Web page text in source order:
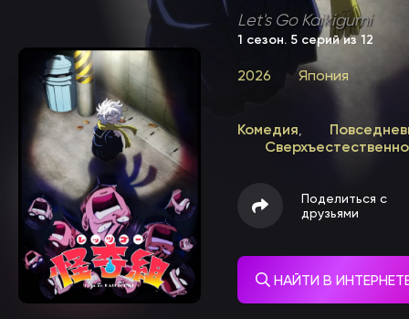
Let's Go Kaikigumi
1 сезон. 5 серий из 12
2026 Япония
Комедия
Поделиться с
друзьями
НАЙТИ В